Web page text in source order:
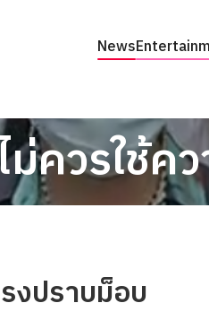
News
ควรใช้ค
งปราบม็อบ